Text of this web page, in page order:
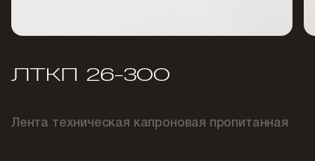
ЛТКП 26-300
Лента техническая капроновая пропитанная